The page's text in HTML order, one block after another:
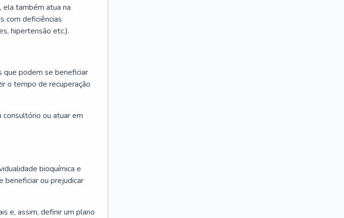
ela também atua na
com deficiências
hipertensão etc.).
que podem se beneficiar
o tempo de recuperação
ou atuar em
bioquímica e
beneficiar ou prejudicar
e, assim, definir um plano